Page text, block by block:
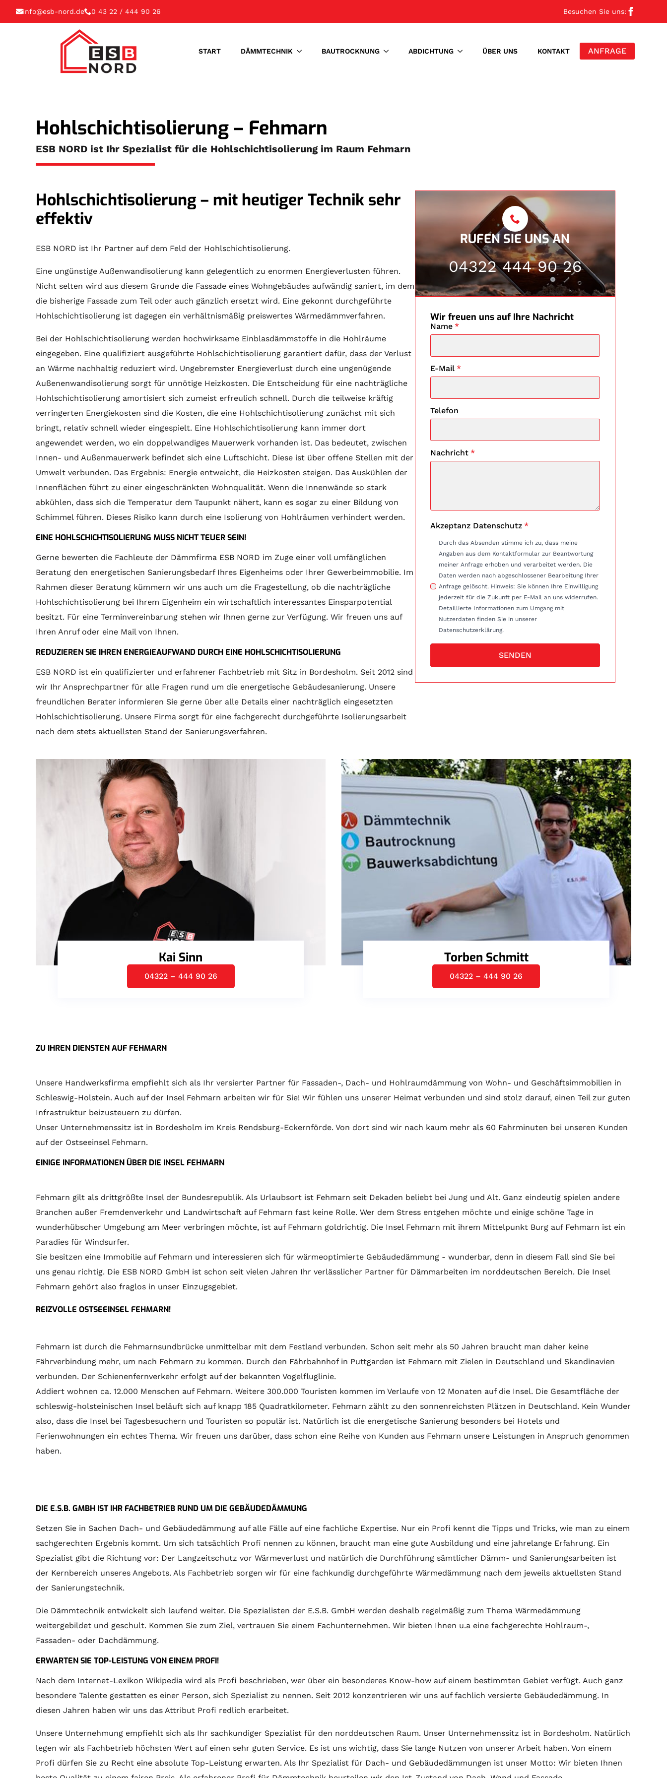
info@esb-nord.de 0 43 22 / 444 90 26 Besuchen Sie uns:
START DÄMMTECHNIK BAUTROCKNUNG ABDICHTUNG ÜBER UNS KONTAKT ANFRAGE
Hohlschichtisolierung – Fehmarn
ESB NORD ist Ihr Spezialist für die Hohlschichtisolierung im Raum Fehmarn
Hohlschichtisolierung – mit heutiger Technik sehr
effektiv
ESB NORD ist Ihr Partner auf dem Feld der Hohlschichtisolierung.
Eine ungünstige Außenwandisolierung kann gelegentlich zu enormen Energieverlusten führen.
Nicht selten wird aus diesem Grunde die Fassade eines Wohngebäudes aufwändig saniert, im dem
die bisherige Fassade zum Teil oder auch gänzlich ersetzt wird. Eine gekonnt durchgeführte
Hohlschichtisolierung ist dagegen ein verhältnismäßig preiswertes Wärmedämmverfahren.
Bei der Hohlschichtisolierung werden hochwirksame Einblasdämmstoffe in die Hohlräume
eingegeben. Eine qualifiziert ausgeführte Hohlschichtisolierung garantiert dafür, dass der Verlust
an Wärme nachhaltig reduziert wird. Ungebremster Energieverlust durch eine ungenügende
Außenenwandisolierung sorgt für unnötige Heizkosten. Die Entscheidung für eine nachträgliche
Hohlschichtisolierung amortisiert sich zumeist erfreulich schnell. Durch die teilweise kräftig
verringerten Energiekosten sind die Kosten, die eine Hohlschichtisolierung zunächst mit sich
bringt, relativ schnell wieder eingespielt. Eine Hohlschichtisolierung kann immer dort
angewendet werden, wo ein doppelwandiges Mauerwerk vorhanden ist. Das bedeutet, zwischen
Innen- und Außenmauerwerk befindet sich eine Luftschicht. Diese ist über offene Stellen mit der
Umwelt verbunden. Das Ergebnis: Energie entweicht, die Heizkosten steigen. Das Auskühlen der
Innenflächen führt zu einer eingeschränkten Wohnqualität. Wenn die Innenwände so stark
abkühlen, dass sich die Temperatur dem Taupunkt nähert, kann es sogar zu einer Bildung von
Schimmel führen. Dieses Risiko kann durch eine Isolierung von Hohlräumen verhindert werden.
EINE HOHLSCHICHTISOLIERUNG MUSS NICHT TEUER SEIN!
Gerne bewerten die Fachleute der Dämmfirma ESB NORD im Zuge einer voll umfänglichen
Beratung den energetischen Sanierungsbedarf Ihres Eigenheims oder Ihrer Gewerbeimmobilie. Im
Rahmen dieser Beratung kümmern wir uns auch um die Fragestellung, ob die nachträgliche
Hohlschichtisolierung bei Ihrem Eigenheim ein wirtschaftlich interessantes Einsparpotential
besitzt. Für eine Terminvereinbarung stehen wir Ihnen gerne zur Verfügung. Wir freuen uns auf
Ihren Anruf oder eine Mail von Ihnen.
REDUZIEREN SIE IHREN ENERGIEAUFWAND DURCH EINE HOHLSCHICHTISOLIERUNG
ESB NORD ist ein qualifizierter und erfahrener Fachbetrieb mit Sitz in Bordesholm. Seit 2012 sind
wir Ihr Ansprechpartner für alle Fragen rund um die energetische Gebäudesanierung. Unsere
freundlichen Berater informieren Sie gerne über alle Details einer nachträglich eingesetzten
Hohlschichtisolierung. Unsere Firma sorgt für eine fachgerecht durchgeführte Isolierungsarbeit
nach dem stets aktuellsten Stand der Sanierungsverfahren.
RUFEN SIE UNS AN
04322 444 90 26
Wir freuen uns auf Ihre Nachricht
Name *
E-Mail *
Telefon
Nachricht *
Akzeptanz Datenschutz *
Durch das Absenden stimme ich zu, dass meine
Angaben aus dem Kontaktformular zur Beantwortung
meiner Anfrage erhoben und verarbeitet werden. Die
Daten werden nach abgeschlossener Bearbeitung Ihrer
Anfrage gelöscht. Hinweis: Sie können Ihre Einwilligung
jederzeit für die Zukunft per E-Mail an uns widerrufen.
Detaillierte Informationen zum Umgang mit
Nutzerdaten finden Sie in unserer
Datenschutzerklärung.
SENDEN
Kai Sinn
04322 – 444 90 26
Torben Schmitt
04322 – 444 90 26
ZU IHREN DIENSTEN AUF FEHMARN
Unsere Handwerksfirma empfiehlt sich als Ihr versierter Partner für Fassaden-, Dach- und Hohlraumdämmung von Wohn- und Geschäftsimmobilien in
Schleswig-Holstein. Auch auf der Insel Fehmarn arbeiten wir für Sie! Wir fühlen uns unserer Heimat verbunden und sind stolz darauf, einen Teil zur guten
Infrastruktur beizusteuern zu dürfen.
Unser Unternehmenssitz ist in Bordesholm im Kreis Rendsburg-Eckernförde. Von dort sind wir nach kaum mehr als 60 Fahrminuten bei unseren Kunden
auf der Ostseeinsel Fehmarn.
EINIGE INFORMATIONEN ÜBER DIE INSEL FEHMARN
Fehmarn gilt als drittgrößte Insel der Bundesrepublik. Als Urlaubsort ist Fehmarn seit Dekaden beliebt bei Jung und Alt. Ganz eindeutig spielen andere
Branchen außer Fremdenverkehr und Landwirtschaft auf Fehmarn fast keine Rolle. Wer dem Stress entgehen möchte und einige schöne Tage in
wunderhübscher Umgebung am Meer verbringen möchte, ist auf Fehmarn goldrichtig. Die Insel Fehmarn mit ihrem Mittelpunkt Burg auf Fehmarn ist ein
Paradies für Windsurfer.
Sie besitzen eine Immobilie auf Fehmarn und interessieren sich für wärmeoptimierte Gebäudedämmung - wunderbar, denn in diesem Fall sind Sie bei
uns genau richtig. Die ESB NORD GmbH ist schon seit vielen Jahren Ihr verlässlicher Partner für Dämmarbeiten im norddeutschen Bereich. Die Insel
Fehmarn gehört also fraglos in unser Einzugsgebiet.
REIZVOLLE OSTSEEINSEL FEHMARN!
Fehmarn ist durch die Fehmarnsundbrücke unmittelbar mit dem Festland verbunden. Schon seit mehr als 50 Jahren braucht man daher keine
Fährverbindung mehr, um nach Fehmarn zu kommen. Durch den Fährbahnhof in Puttgarden ist Fehmarn mit Zielen in Deutschland und Skandinavien
verbunden. Der Schienenfernverkehr erfolgt auf der bekannten Vogelfluglinie.
Addiert wohnen ca. 12.000 Menschen auf Fehmarn. Weitere 300.000 Touristen kommen im Verlaufe von 12 Monaten auf die Insel. Die Gesamtfläche der
schleswig-holsteinischen Insel beläuft sich auf knapp 185 Quadratkilometer. Fehmarn zählt zu den sonnenreichsten Plätzen in Deutschland. Kein Wunder
also, dass die Insel bei Tagesbesuchern und Touristen so populär ist. Natürlich ist die energetische Sanierung besonders bei Hotels und
Ferienwohnungen ein echtes Thema. Wir freuen uns darüber, dass schon eine Reihe von Kunden aus Fehmarn unsere Leistungen in Anspruch genommen
haben.
DIE E.S.B. GMBH IST IHR FACHBETRIEB RUND UM DIE GEBÄUDEDÄMMUNG
Setzen Sie in Sachen Dach- und Gebäudedämmung auf alle Fälle auf eine fachliche Expertise. Nur ein Profi kennt die Tipps und Tricks, wie man zu einem
sachgerechten Ergebnis kommt. Um sich tatsächlich Profi nennen zu können, braucht man eine gute Ausbildung und eine jahrelange Erfahrung. Ein
Spezialist gibt die Richtung vor: Der Langzeitschutz vor Wärmeverlust und natürlich die Durchführung sämtlicher Dämm- und Sanierungsarbeiten ist
der Kernbereich unseres Angebots. Als Fachbetrieb sorgen wir für eine fachkundig durchgeführte Wärmedämmung nach dem jeweils aktuellsten Stand
der Sanierungstechnik.
Die Dämmtechnik entwickelt sich laufend weiter. Die Spezialisten der E.S.B. GmbH werden deshalb regelmäßig zum Thema Wärmedämmung
weitergebildet und geschult. Kommen Sie zum Ziel, vertrauen Sie einem Fachunternehmen. Wir bieten Ihnen u.a eine fachgerechte Hohlraum-,
Fassaden- oder Dachdämmung.
ERWARTEN SIE TOP-LEISTUNG VON EINEM PROFI!
Nach dem Internet-Lexikon Wikipedia wird als Profi beschrieben, wer über ein besonderes Know-how auf einem bestimmten Gebiet verfügt. Auch ganz
besondere Talente gestatten es einer Person, sich Spezialist zu nennen. Seit 2012 konzentrieren wir uns auf fachlich versierte Gebäudedämmung. In
diesen Jahren haben wir uns das Attribut Profi redlich erarbeitet.
Unsere Unternehmung empfiehlt sich als Ihr sachkundiger Spezialist für den norddeutschen Raum. Unser Unternehmenssitz ist in Bordesholm. Natürlich
legen wir als Fachbetrieb höchsten Wert auf einen sehr guten Service. Es ist uns wichtig, dass Sie lange Nutzen von unserer Arbeit haben. Von einem
Profi dürfen Sie zu Recht eine absolute Top-Leistung erwarten. Als Ihr Spezialist für Dach- und Gebäudedämmungen ist unser Motto: Wir bieten Ihnen